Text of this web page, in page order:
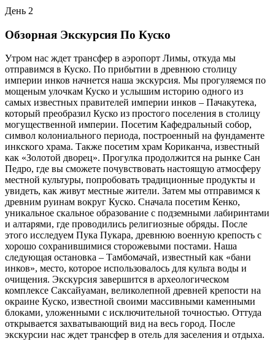
День 2
Обзорная Экскурсия По Куско
Утром нас ждет трансфер в аэропорт Лимы, откуда мы
отправимся в Куско. По прибытии в древнюю столицу
империи инков начнется наша экскурсия. Мы прогуляемся по
мощеным улочкам Куско и услышим историю одного из
самых известных правителей империи инков – Пачакутека,
который преобразил Куско из простого поселения в столицу
могущественной империи. Посетим Кафедральный собор,
символ колониального периода, построенный на фундаменте
инкского храма. Также посетим храм Кориканча, известный
как «Золотой дворец». Прогулка продолжится на рынке Сан
Педро, где вы сможете почувствовать настоящую атмосферу
местной культуры, попробовать традиционные продукты и
увидеть, как живут местные жители. Затем мы отправимся к
древним руинам вокруг Куско. Сначала посетим Кенко,
уникальное скальное образование с подземными лабиринтами
и алтарями, где проводились религиозные обряды. После
этого исследуем Пука Пукара, древнюю военную крепость с
хорошо сохранившимися сторожевыми постами. Наша
следующая остановка – Тамбомачай, известный как «бани
инков», место, которое использовалось для культа воды и
очищения. Экскурсия завершится в археологическом
комплексе Саксайуаман, великолепной древней крепости на
окраине Куско, известной своими массивными каменными
блоками, уложенными с исключительной точностью. Оттуда
открывается захватывающий вид на весь город. После
экскурсии нас ждет трансфер в отель для заселения и отдыха.